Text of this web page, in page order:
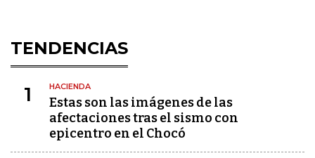
TENDENCIAS
1 HACIENDA
Estas son las imágenes de las
afectaciones tras el sismo con
epicentro en el Chocó